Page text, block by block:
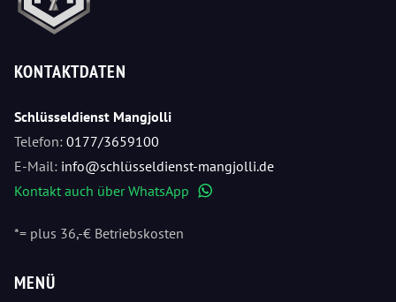
KONTAKTDATEN
Schlüsseldienst Mangjolli
Telefon: 0177/3659100
E-Mail: info@schlüsseldienst-mangjolli.de
Kontakt auch über WhatsApp
*= plus 36,-€ Betriebskosten
MENÜ